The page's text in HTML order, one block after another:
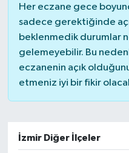
Her eczane gece
sadece gerektiğinde
beklenmedik durumlar
gelemeyebilir. Bu
eczanenin açık
etmeniz iyi bir fikir
İzmir Diğer İlçeler
TÜRKİYE
DÜNYA